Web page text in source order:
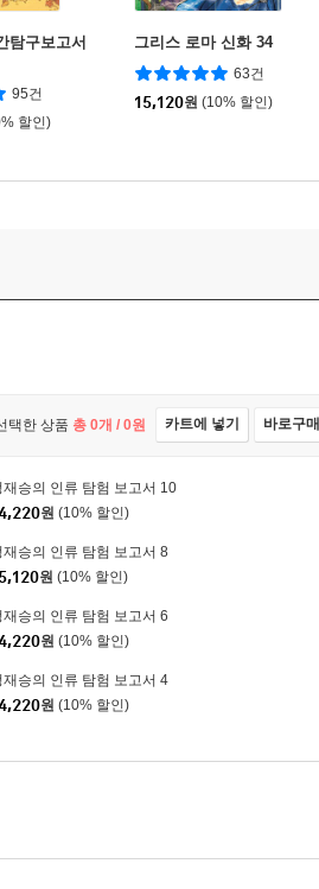
탐구보고서
95건
할인)
그리스 로마 신화 34
63건
15,120원 (10% 할인)
택한 상품 총 0개 / 0원 카트에 넣기 바로구매
재승의 인류 탐험 보고서 10
원 (10% 할인)
재승의 인류 탐험 보고서 8
원 (10% 할인)
재승의 인류 탐험 보고서 6
원 (10% 할인)
재승의 인류 탐험 보고서 4
원 (10% 할인)